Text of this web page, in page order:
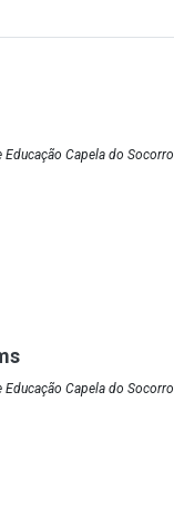
Capela do Socorro
Capela do Socorro